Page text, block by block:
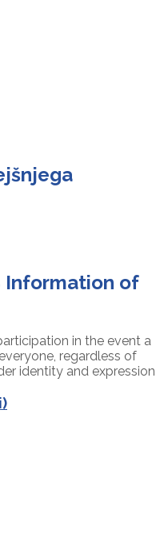
Information of
in the event a
regardless of
identity and expression